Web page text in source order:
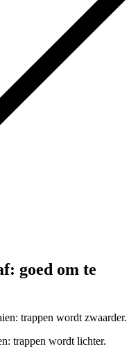
goed om te
trappen wordt zwaarder.
trappen wordt lichter.